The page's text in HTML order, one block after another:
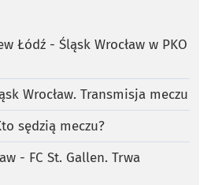
Łódź - Śląsk Wrocław w PKO
Wrocław. Transmisja meczu
sędzią meczu?
- FC St. Gallen. Trwa